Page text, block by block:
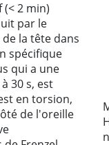
(<2 min)
par le
la tête dans
spécifique
qui a une
30 s, est
en torsion,
de l'oreille